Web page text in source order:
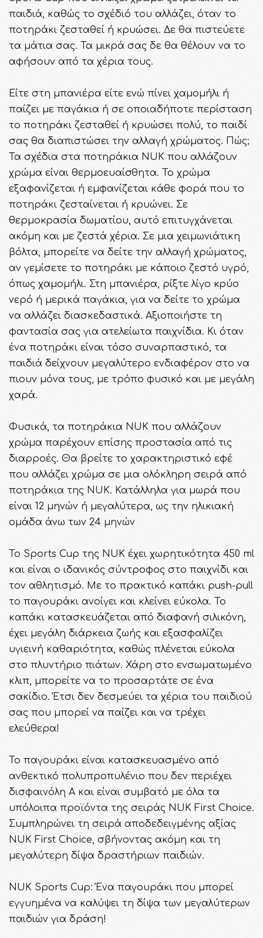
παιδιά, καθώς το σχέδιό του αλλάζει, όταν το
ποτηράκι ζεσταθεί ή κρυώσει. Δε θα πιστεύετε
τα μάτια σας. Τα μικρά σας δε θα θέλουν να το
αφήσουν από τα χέρια τους.
Είτε στη μπανιέρα είτε ενώ πίνει χαμομήλι ή
παίζει με παγάκια ή σε οποιαδήποτε περίσταση
το ποτηράκι ζεσταθεί ή κρυώσει πολύ, το παιδί
σας θα διαπιστώσει την αλλαγή χρώματος. Πώς;
Τα σχέδια στα ποτηράκια NUK που αλλάζουν
χρώμα είναι θερμοευαίσθητα. Το χρώμα
εξαφανίζεται ή εμφανίζεται κάθε φορά που το
ποτηράκι ζεσταίνεται ή κρυώνει. Σε
θερμοκρασία δωματίου, αυτό επιτυγχάνεται
ακόμη και με ζεστά χέρια. Σε μια χειμωνιάτικη
βόλτα, μπορείτε να δείτε την αλλαγή χρώματος,
αν γεμίσετε το ποτηράκι με κάποιο ζεστό υγρό,
όπως χαμομήλι. Στη μπανιέρα, ρίξτε λίγο κρύο
νερό ή μερικά παγάκια, για να δείτε το χρώμα
να αλλάζει διασκεδαστικά. Αξιοποιήστε τη
φαντασία σας για ατελείωτα παιχνίδια. Κι όταν
ένα ποτηράκι είναι τόσο συναρπαστικό, τα
παιδιά δείχνουν μεγαλύτερο ενδιαφέρον στο να
πιουν μόνα τους, με τρόπο φυσικό και με μεγάλη
χαρά.
Φυσικά, τα ποτηράκια NUK που αλλάζουν
χρώμα παρέχουν επίσης προστασία από τις
διαρροές. Θα βρείτε το χαρακτηριστικό εφέ
που αλλάζει χρώμα σε μια ολόκληρη σειρά από
ποτηράκια της NUK. Κατάλληλα για μωρά που
είναι 12 μηνών ή μεγαλύτερα, ως την ηλικιακή
ομάδα άνω των 24 μηνών
Το Sports Cup της NUK έχει χωρητικότητα 450 ml
και είναι ο ιδανικός σύντροφος στο παιχνίδι και
τον αθλητισμό. Με το πρακτικό καπάκι push-pull
το παγουράκι ανοίγει και κλείνει εύκολα. Το
καπάκι κατασκευάζεται από διαφανή σιλικόνη,
έχει μεγάλη διάρκεια ζωής και εξασφαλίζει
υγιεινή καθαριότητα, καθώς πλένεται εύκολα
στο πλυντήριο πιάτων. Χάρη στο ενσωματωμένο
κλιπ, μπορείτε να το προσαρτάτε σε ένα
σακίδιο. Έτσι δεν δεσμεύει τα χέρια του παιδιού
σας που μπορεί να παίζει και να τρέχει
ελεύθερα!
Το παγουράκι είναι κατασκευασμένο από
ανθεκτικό πολυπροπυλένιο που δεν περιέχει
δισφαινόλη Α και είναι συμβατό με όλα τα
υπόλοιπα προϊόντα της σειράς NUK First Choice.
Συμπληρώνει τη σειρά αποδεδειγμένης αξίας
NUK First Choice, σβήνοντας ακόμη και τη
μεγαλύτερη δίψα δραστήριων παιδιών.
NUK Sports Cup: Ένα παγουράκι που μπορεί
εγγυημένα να καλύψει τη δίψα των μεγαλύτερων
παιδιών για δράση!